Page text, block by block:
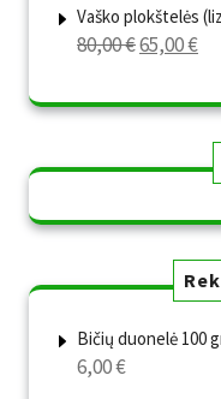
was:
50,00 €.
is:
Vaško plokštelės
80,00€Original
was:
65,00€
is:
Bičių duonelė 100
6,00€